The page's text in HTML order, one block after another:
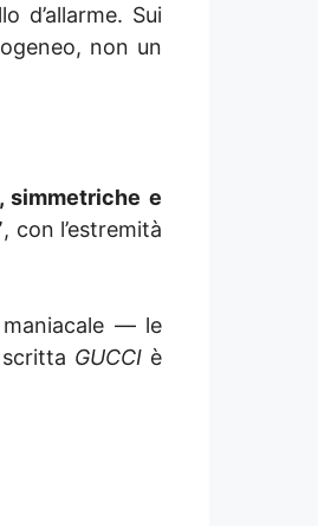
d’allarme. Sui
non un
simmetriche e
, con l’estremità
— le
GUCCI è